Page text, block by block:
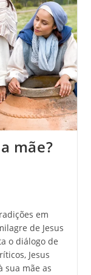
mãe?
em
de Jesus
o diálogo de
Jesus
sua mãe as